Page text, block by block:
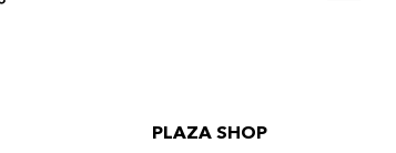
PLAZA SHOP